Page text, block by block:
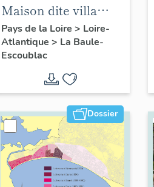
Maison dite villa
balnéaire Les
Opales, 13 avenue
des Opales
Pays de la Loire > Loire-
Atlantique > La Baule-
Escoublac
Dossier